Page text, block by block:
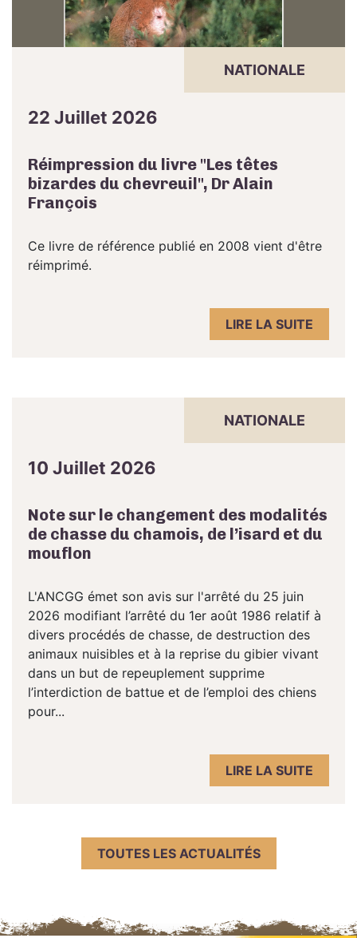
NATIONALE
22 Juillet 2026
Réimpression du livre "Les têtes
bizardes du chevreuil", Dr Alain
François
Ce livre de référence publié en 2008 vient d'être
réimprimé.
LIRE LA SUITE
NATIONALE
10 Juillet 2026
Note sur le changement des modalités
de chasse du chamois, de l’isard et du
mouflon
L'ANCGG émet son avis sur l'arrêté du 25 juin
2026 modifiant l’arrêté du 1er août 1986 relatif à
divers procédés de chasse, de destruction des
animaux nuisibles et à la reprise du gibier vivant
dans un but de repeuplement supprime
l’interdiction de battue et de l’emploi des chiens
pour...
LIRE LA SUITE
TOUTES LES ACTUALITÉS